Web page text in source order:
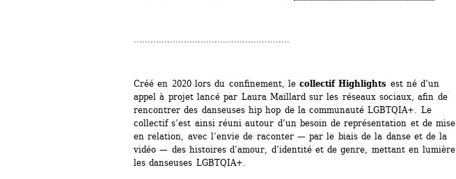
........................................................
Créé en 2020 lors du confinement, le collectif Highlights est né d’un
appel à projet lancé par Laura Maillard sur les réseaux sociaux, afin de
rencontrer des danseuses hip hop de la communauté LGBTQIA+. Le
collectif s’est ainsi réuni autour d’un besoin de représentation et de mise
en relation, avec l’envie de raconter — par le biais de la danse et de la
vidéo — des histoires d’amour, d’identité et de genre, mettant en lumière
les danseuses LGBTQIA+.